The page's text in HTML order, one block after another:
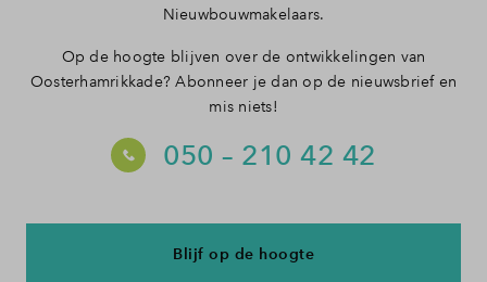
Nieuwbouwmakelaars.
Op de hoogte blijven over de ontwikkelingen van
Oosterhamrikkade? Abonneer je dan op de nieuwsbrief en
mis niets!
050 – 210 42 42
Blijf op de hoogte